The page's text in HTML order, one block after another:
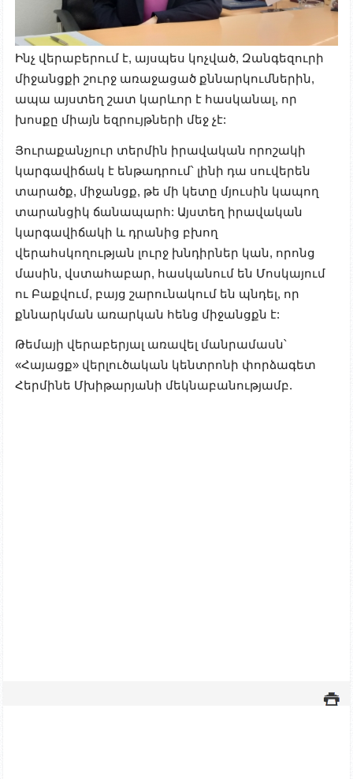
Ինչ վերաբերում է, այսպես կոչված, Զանգեզուրի
միջանցքի շուրջ առաջացած քննարկումներին,
ապա այստեղ շատ կարևոր է հասկանալ, որ
խոսքը միայն եզրույթների մեջ չէ:
Յուրաքանչյուր տերմին իրավական որոշակի
կարգավիճակ է ենթադրում՝ լինի դա սուվերեն
տարածք, միջանցք, թե մի կետը մյուսին կապող
տարանցիկ ճանապարհ: Այստեղ իրավական
կարգավիճակի և դրանից բխող
վերահսկողության լուրջ խնդիրներ կան, որոնց
մասին, վստահաբար, հասկանում են Մոսկայում
ու Բաքվում, բայց շարունակում են պնդել, որ
քննարկման առարկան հենց միջանցքն է:
Թեմայի վերաբերյալ առավել մանրամասն՝
«Հայացք» վերլուծական կենտրոնի փորձագետ
Հերմինե Մխիթարյանի մեկնաբանությամբ.